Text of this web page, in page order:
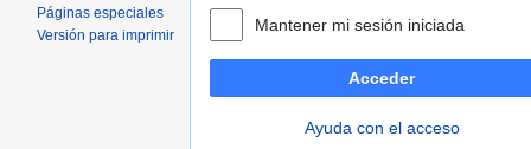
Mantener mi sesión iniciada
Acceder
Ayuda con el acceso
Páginas especiales
Versión para imprimir